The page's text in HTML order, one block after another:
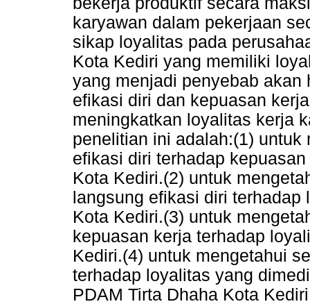
karyawan dalam pekerjaan
sikap loyalitas pada
Kota Kediri yang memiliki
yang menjadi penyebab
efikasi diri dan kepuasan
meningkatkan loyalitas kerja
penelitian ini adalah:(1)
efikasi diri terhadap
Kota Kediri.(2) untuk
langsung efikasi diri
Kota Kediri.(3) untuk
kepuasan kerja terhadap
Kediri.(4) untuk mengetahui
terhadap loyalitas yang
PDAM Tirta Dhaha Kota